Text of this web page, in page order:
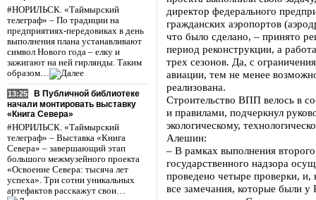
#НОРИЛЬСК. «Таймырский
телеграф» – По традиции на
предприятиях-передовиках в день
выполнения плана устанавливают
символ Нового года – елку и
зажигают на ней гирлянды. Таким
образом…
13:25
В Публичной библиотеке
начали монтировать выставку
«Книга Севера»
#НОРИЛЬСК. «Таймырский
телеграф» – Выставка «Книга
Севера» – завершающий этап
большого межмузейного проекта
«Освоение Севера: тысяча лет
успеха». Три сотни уникальных
артефактов расскажут свои…
директор федерального
гражданских аэропортов
что было сделано, – принято
период реконструкции, а
трех сезонов. Да, с
авиации, тем не менее
реализована.
Строительство ВПП велось в
и правилами, подчеркнул
экологическому,
Алешин:
– В рамках выполнения
государственного надзора
проведено четыре проверки,
все замечания, которые были у